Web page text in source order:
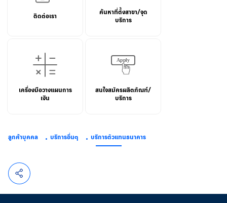
ติดต่อเรา
ค้นหาที่ตั้งสาขา/จุด
บริการ
เครื่องมือวางแผนการ
เงิน
สนใจสมัครผลิตภัณฑ์/
บริการ
ลูกค้าบุคคล บริการอื่นๆ บริการตัวแทนธนาคาร